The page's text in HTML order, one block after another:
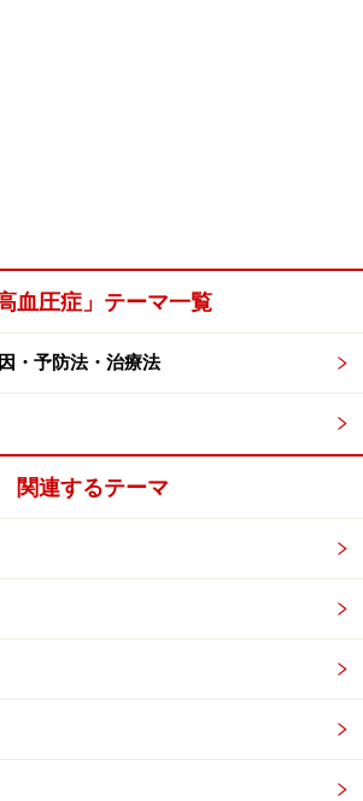
高血圧症」テーマ一覧
・予防法・治療法
関連するテーマ